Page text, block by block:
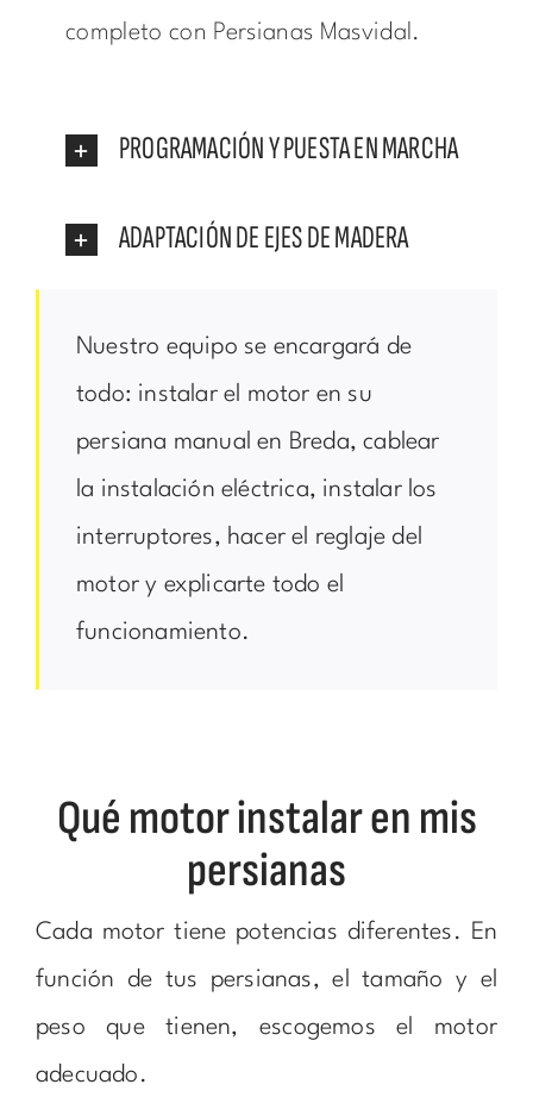
completo con Persianas Masvidal.
PROGRAMACIÓN Y PUESTA EN MARCHA
ADAPTACIÓN DE EJES DE MADERA
Nuestro equipo se encargará de
todo: instalar el motor en su
persiana manual en Breda, cablear
la instalación eléctrica, instalar los
interruptores, hacer el reglaje del
motor y explicarte todo el
funcionamiento.
Qué motor instalar en mis
persianas
Cada motor tiene potencias diferentes. En
función de tus persianas, el tamaño y el
peso que tienen, escogemos el motor
adecuado.